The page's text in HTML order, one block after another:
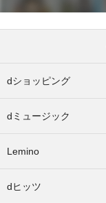
dショッピング
dミュージック
Lemino
dヒッツ